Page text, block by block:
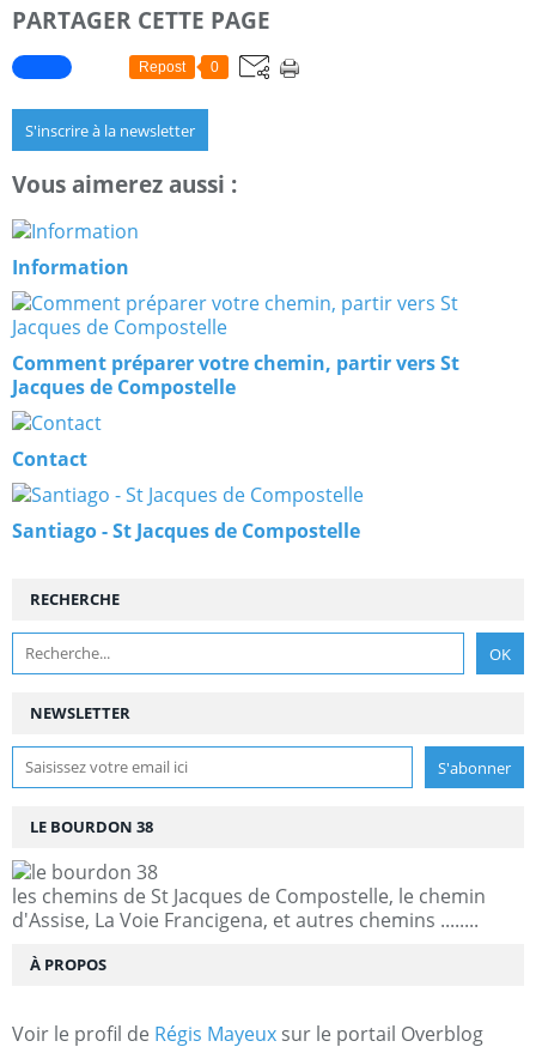
PARTAGER CETTE PAGE
Repost 0
S'inscrire à la newsletter
Vous aimerez aussi :
Information
Comment préparer votre chemin, partir vers St
Jacques de Compostelle
Contact
Santiago - St Jacques de Compostelle
NEWSLETTER
RECHERCHE
LE BOURDON 38
les chemins de St Jacques de Compostelle, le chemin
d'Assise, La Voie Francigena, et autres chemins ........
À PROPOS
Voir le profil de Régis Mayeux sur le portail Overblog